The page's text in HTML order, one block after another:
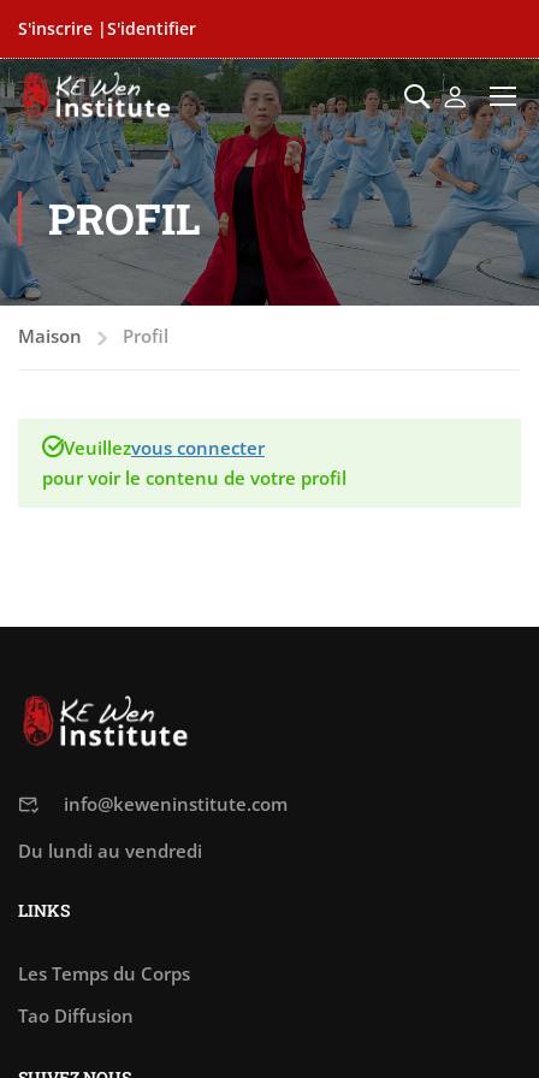
S'inscrire |S'identifier
PROFIL
Maison Profil
Veuillezvous connecter
pour voir le contenu de votre profil
info@keweninstitute.com
Du lundi au vendredi
LINKS
Les Temps du Corps
Tao Diffusion